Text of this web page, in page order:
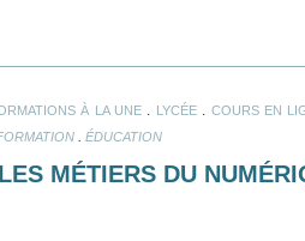
À LA UNE LYCÉE. COURS EN
ÉDUCATION
MÉTIERS DU